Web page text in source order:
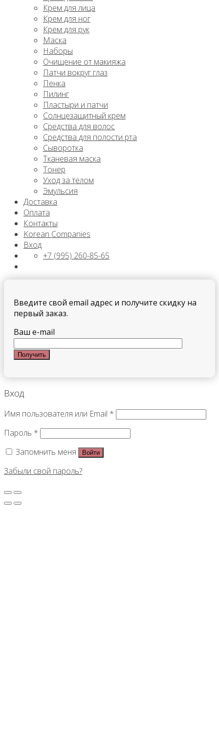
Крем для лица
Крем для ног
Крем для рук
Маска
Наборы
Очищение от макияжа
Патчи вокруг глаз
Пенка
Пилинг
Пластыри и патчи
Солнцезащитный крем
Средства для волос
Средства для полости рта
Сыворотка
Тканевая маска
Тонер
Уход за телом
Эмульсия
Доставка
Оплата
Контакты
Korean Companies
Вход
+7 (995) 260-85-65
Введите свой email адрес и получите скидку на
первый заказ.
Ваш e-mail
Вход
Имя пользователя или Email *
Пароль *
Запомнить меня
Войти
Забыли свой пароль?